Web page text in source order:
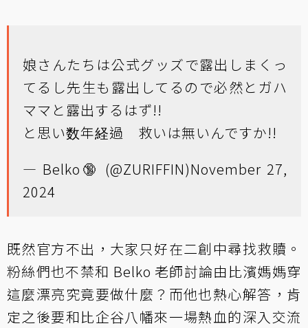
娘さんたちは公式グッズで露出しまくっ
てるし先生も露出してるので必然とガハ
ママと露出するはず!!
と思い数年経過 救いは無いんですか!!
— Belko🔞 (@ZURIFFIN)November 27,
2024
既然官方不出，大家只好在二創中尋找救贖。
粉絲們也不禁和 Belko 老師討論由比濱媽媽穿
這麼漂亮究竟要做什麼？而他也熱心解答，肯
定之後要和比企谷八幡來一場熱血的深入交流